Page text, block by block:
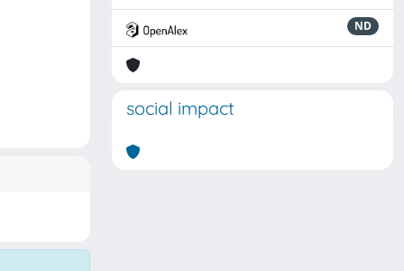
ND
social impact